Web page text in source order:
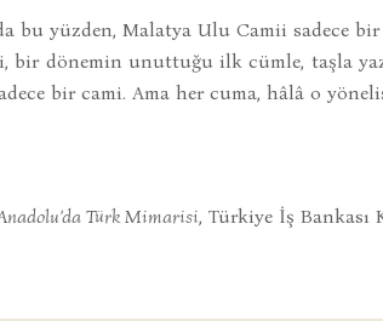
bu yüzden, Malatya Ulu Camii sadece bir
bir dönemin unuttuğu ilk cümle, taşla
bir cami. Ama her cuma, hâlâ o
Türk Mimarisi, Türkiye İş Bankası